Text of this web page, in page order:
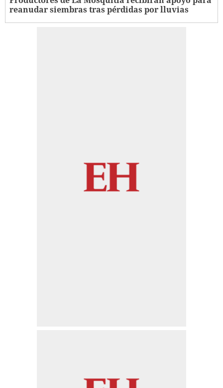
reanudar siembras tras pérdidas por lluvias